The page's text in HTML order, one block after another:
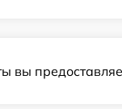
вы